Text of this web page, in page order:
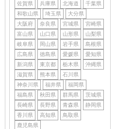
佐賀県
兵庫県 北海道
千葉県
和歌山県
埼玉県
大分県
大阪府
奈良県 宮城県
宮崎県
富山県
山口県 山形県
山梨県
岐阜県
岡山県 岩手県
島根県
広島県
徳島県 愛媛県
愛知県
新潟県
東京都 栃木県
沖縄県
滋賀県
熊本県
石川県
神奈川県
福井県
福岡県
福島県
秋田県 群馬県
茨城県
長崎県
長野県 青森県
静岡県
香川県
高知県
鳥取県
鹿児島県